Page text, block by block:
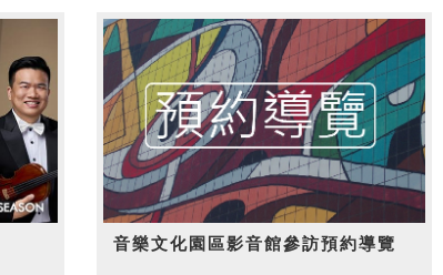
音樂文化園區影音館參訪預約導覽